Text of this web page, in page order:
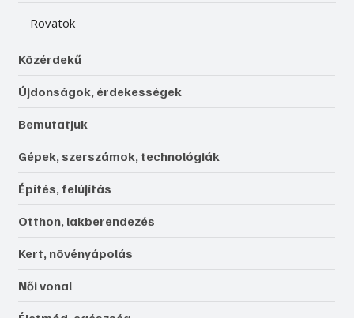
Rovatok
Közérdekű
Újdonságok, érdekességek
Bemutatjuk
Gépek, szerszámok, technológiák
Építés, felújítás
Otthon, lakberendezés
Kert, növényápolás
Női vonal